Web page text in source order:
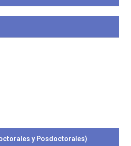
y Posdoctorales)